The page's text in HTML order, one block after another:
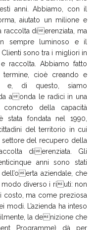
anni. Abbiamo, con il
aiutato un milione e
raccolta dierenziata, ma
sempre luminoso e il
sono tra i migliori in
raccolta. Abbiamo fatto
termine, cioè creando e
e, di questo, siamo
aonda le radici in una
della capacità
stata fondata nel 1990,
del territorio in cui
del recupero della
dierenziata. Gli
anni sono stati
erta aziendale, che
modo diverso i riuti: non
costo, ma come preziosa
modi. L’azienda ha inteso
la denizione che
Programme) dà per